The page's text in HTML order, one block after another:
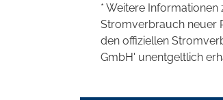
* Weitere
Stromverbrauch neuer
den offiziellen
GmbH' unentgeltlich